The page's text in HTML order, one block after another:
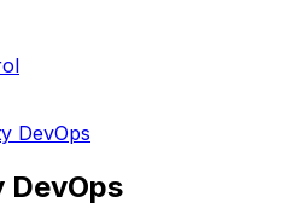
DevOps